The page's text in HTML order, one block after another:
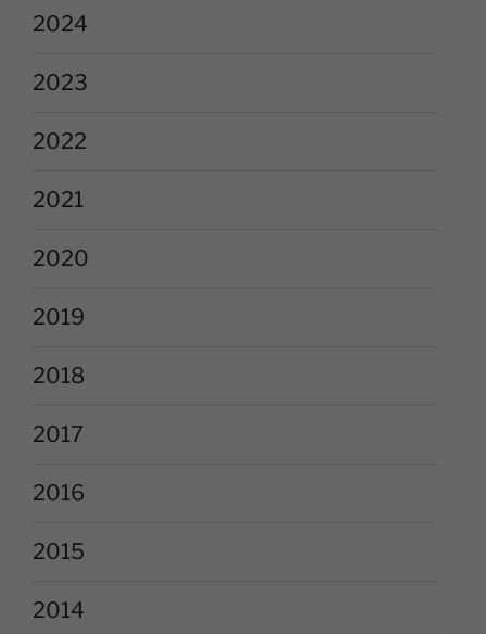
2024
2023
2022
2021
2020
2019
2018
2017
2016
2015
2014